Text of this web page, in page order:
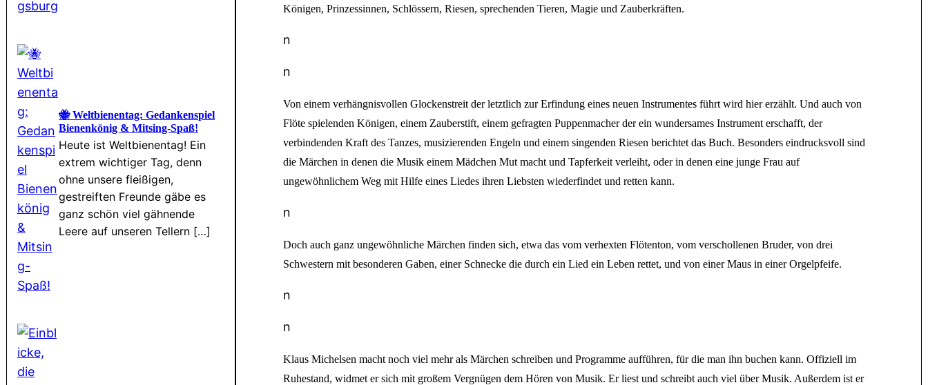
🐝 Weltbienentag: Gedankenspiel
Bienenkönig & Mitsing-Spaß!
Heute ist Weltbienentag! Ein
extrem wichtiger Tag, denn
ohne unsere fleißigen,
gestreiften Freunde gäbe es
ganz schön viel gähnende
Leere auf unseren Tellern […]
Königen, Prinzessinnen, Schlössern, Riesen, sprechenden Tieren, Magie und Zauberkräften.
n
n
Von einem verhängnisvollen Glockenstreit der letztlich zur Erfindung eines neuen Instrumentes führt wird hier erzählt. Und auch von
Flöte spielenden Königen, einem Zauberstift, einem gefragten Puppenmacher der ein wundersames Instrument erschafft, der
verbindenden Kraft des Tanzes, musizierenden Engeln und einem singenden Riesen berichtet das Buch. Besonders eindrucksvoll sind
die Märchen in denen die Musik einem Mädchen Mut macht und Tapferkeit verleiht, oder in denen eine junge Frau auf
ungewöhnlichem Weg mit Hilfe eines Liedes ihren Liebsten wiederfindet und retten kann.
n
Doch auch ganz ungewöhnliche Märchen finden sich, etwa das vom verhexten Flötenton, vom verschollenen Bruder, von drei
Schwestern mit besonderen Gaben, einer Schnecke die durch ein Lied ein Leben rettet, und von einer Maus in einer Orgelpfeife.
n
n
Klaus Michelsen macht noch viel mehr als Märchen schreiben und Programme aufführen, für die man ihn buchen kann. Offiziell im
Ruhestand, widmet er sich mit großem Vergnügen dem Hören von Musik. Er liest und schreibt auch viel über Musik. Außerdem ist er